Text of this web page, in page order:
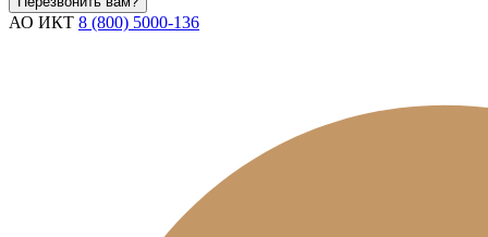
АО ИКТ 8 (800) 5000-136